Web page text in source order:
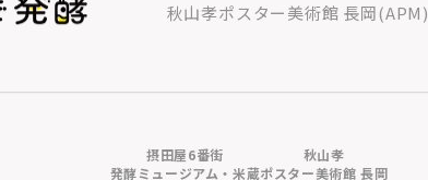
秋山孝ポスター美術館 長岡(APM)
摂田屋6番街
発酵ミュージアム・米蔵
秋山孝
ポスター美術館 長岡